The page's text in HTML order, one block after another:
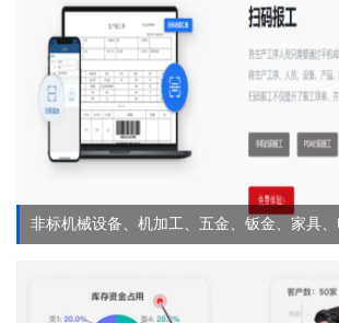
非标机械设备、机加工、五金、钣金、家具、